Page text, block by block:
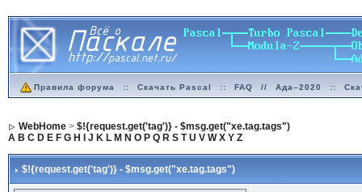
Правила форума :: Скачать Pascal :: FAQ // Ада–2020 ::
WebHome> $!{request.get('tag')} - $msg.get("xe.tag.tags")
A B C D E F G H J K L M N O P Q R S T U V W X Y Z
$!{request.get('tag')} - $msg.get("xe.tag.tags")